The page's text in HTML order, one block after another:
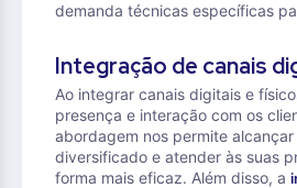
demanda técnicas específicas
Integração de canais
Ao integrar canais digitais e
presença e interação com os
abordagem nos permite
diversificado e atender às suas
forma mais eficaz. Além disso, a